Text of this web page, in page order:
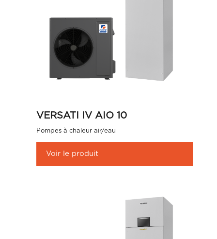
VERSATI IV AIO 10
Pompes à chaleur air/eau
Voir le produit